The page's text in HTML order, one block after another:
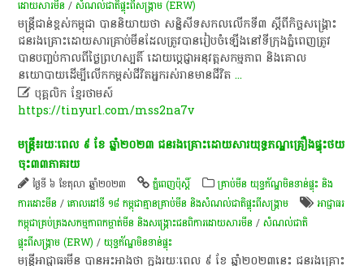
ដោយសារមីន /សំណល់ជាតិផ្ទុះពីសង្គ្រាម (ERW)
មន្ត្រីជាន់ខ្ពស់​កម្ពុជា​ បាន​និយាយ​ថា​ សន្និសីទ​សកល​លើក​ទី​៣​ ស្តី​ពី​កិច្ចសង្គ្រោះ​
ជន​រង​គ្រោះ​ដោយសារ​គ្រាប់​មីន​ដែល​ត្រូវ​បាន​រៀបចំ​ឡើង​នៅ​ទីក្រុង​ភ្នំពេញ​ត្រូវ​
បាន​បញ្ចប់​កាលពី​ថ្ងៃ​ព្រហស្បតិ៍​ ដោយ​ប្តេជ្ញា​អនុវត្ត​សកម្មភាព​ និង​គោល
នយោបាយ​ដើម្បី​លើកកម្ពស់​ជីវិត​អ្នក​រស់រាន​មានជីវិត...
 បុគ្គលិក​ ខ្មែរ​ថា​ម​ស៍​
https://tinyurl.com/mss2na7v
មន្ត្រី៖​រយៈ​ពេល ៩​ ខែ ឆ្នាំ២០២៣ ​ជន​រង​គ្រោះ​ដោយ​សារ​យុទ្ធ​ភណ្ឌ​គ្រឿង​ផ្ទុះថយ​
ចុះ​៣៣​ភាគរយ
ថ្ងៃទី ៦ ខែតុលា ឆ្នាំ២០២៣ ភ្នំពេញប៉ុស្តិ៍
គ្រាប់មីន យុទ្ធភ័ណ្ឌមិនទាន់ផ្ទុះ និង
ការដោះមីន /គោលដៅ​ទី​ ១៨​ កម្ពុជា​គ្មាន​គ្រាប់​មីន​ ​និង​សំណល់​ជាតិ​ផ្ទុះ​ពី​សង្គ្រាម​
អាជ្ញាធរ
កម្ពុជាគ្រប់គ្រងសកម្មភាពកម្ចាត់មីន និងសង្គ្រោះជនពិការដោយសារមីន /សំណល់ជាតិ
ផ្ទុះពីសង្គ្រាម (ERW) /យុទ្ធភ័ណ្ឌមិនទាន់ផ្ទុះ
​មន្ត្រី​អាជ្ញាធរ​មីន បា​ន​អះអាងថា​ ក្នុង​រយៈ​ពេល​ ៩​ ខែ ឆ្នាំ​២០២៣​នេះ ​ជនរ​ងគ្រោះ​